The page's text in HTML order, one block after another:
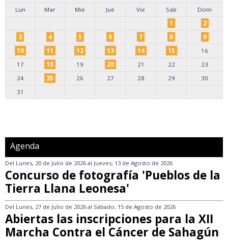
Lun
Mar Mie Jue Vie Sab
Dom
1
2
3
4 5 6 7 8
9
10
11 12 13 14 15
16
17
18 19 20 21 22
23
24
25 26 27 28 29
30
31
Agenda
Del Lunes, 20 de Julio de 2026 al Jueves, 13 de Agosto de 2026
Concurso de fotografía 'Pueblos de la
Tierra Llana Leonesa'
Del Lunes, 27 de Julio de 2026 al Sábado, 15 de Agosto de 2026
Abiertas las inscripciones para la XII
Marcha Contra el Cáncer de Sahagún